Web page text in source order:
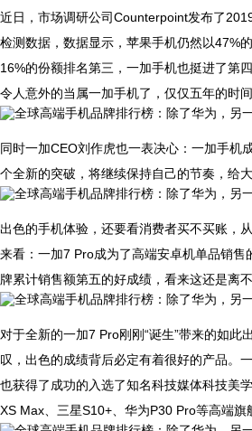
近日，市场调研公司Counterpoint发布了
检测数据，数据显示，苹果手机仍然以47%
16%的份额排名第三，一加手机也挺进了第
令人意外的当属一加手机了，仅仅五年的时
同时一加CEO刘作虎也一表决心：一加手机
个全新的突破，将继续保持自己的节奏，给
出色的手机体验，还要看消费者买不买账，
来看：一加7 Pro成为了高端安卓机单品销售
牌累计销售额第五的好成绩，看来这还是离
对于全新的一加7 Pro刚刚“诞生”带来的如此
叹，出色的成绩背后必定有着很好的产品。
也获得了成功的入选了知名科技媒体科技美
XS Max、三星S10+、华为P30 Pro等高端旗